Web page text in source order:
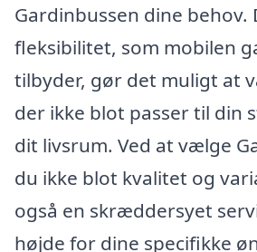
Gardinbussen dine behov.
fleksibilitet, som mobilen
tilbyder, gør det muligt at
der ikke blot passer til din
dit livsrum. Ved at vælge
du ikke blot kvalitet og
også en skræddersyet
højde for dine specifikke